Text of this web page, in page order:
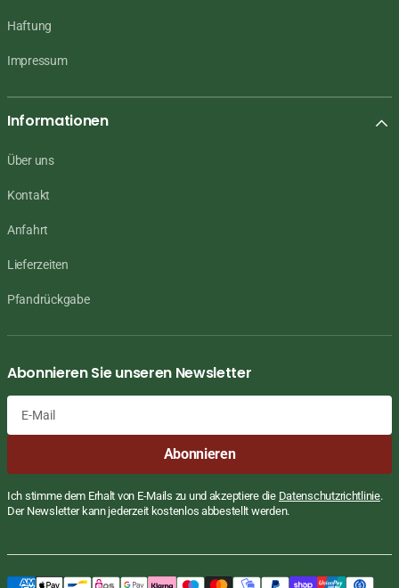
Haftung
Impressum
Informationen
Über uns
Kontakt
Anfahrt
Lieferzeiten
Pfandrückgabe
Abonnieren Sie unseren Newsletter
Abonnieren
Ich stimme dem Erhalt von E-Mails zu und akzeptiere die Datenschutzrichtlinie.
Der Newsletter kann jederzeit kostenlos abbestellt werden.